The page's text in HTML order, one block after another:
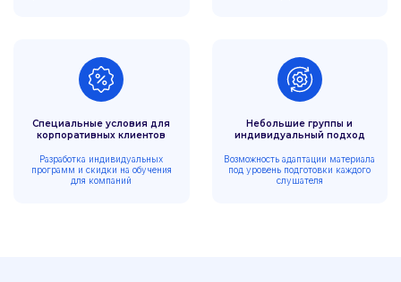
Специальные условия для
корпоративных клиентов
Разработка индивидуальных
программ и скидки на обучения
для компаний
Небольшие группы и
индивидуальный подход
Возможность адаптации материала
под уровень подготовки каждого
слушателя